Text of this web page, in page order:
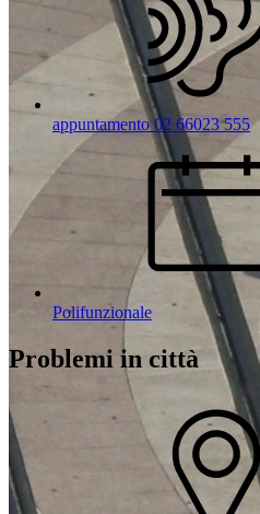
appuntamento 02 66023 555
Polifunzionale
Problemi in città